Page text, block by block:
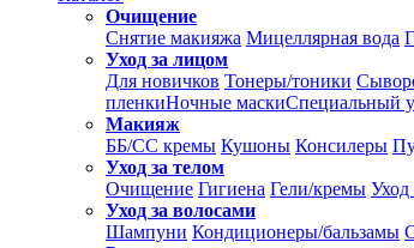
Очищение
Снятие макияжа Мицеллярная вода
Уход за лицом
Для новичков Тонеры/тоники
пленкиНочные маскиСпециальный
Макияж
ББ/СС кремы Кушоны Консилеры
Уход за телом
Очищение Гигиена Гели/кремы Уход
Уход за волосами
Шампуни Кондиционеры/бальзамы